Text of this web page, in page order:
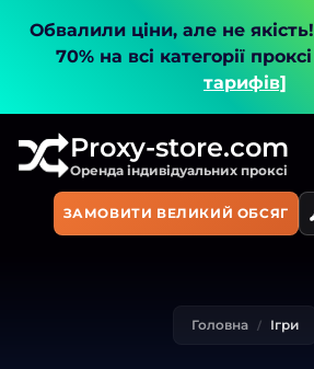
Обвалили ціни, але не якість!
70% на всі категорії проксі
тарифів]
Proxy-store.com
Оренда індивідуальних проксі
ЗАМОВИТИ ВЕЛИКИЙ ОБСЯГ
Головна Ігри